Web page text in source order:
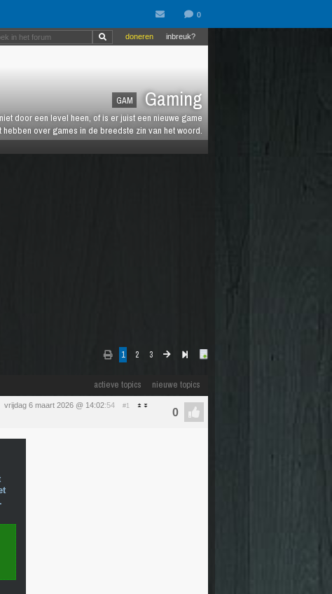
GAM Gaming
door een level heen, of is er juist een nieuwe game
over games in de breedste zin van het woord.
inbreuk?
doneren
1 2 3
actieve topics nieuwe topics
vrijdag 6 maart 2026 @ 14:02:54 #1